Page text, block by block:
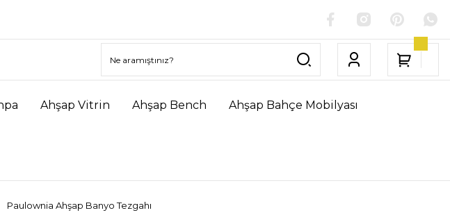
Ahşap Vitrin Ahşap Bench Ahşap Bahçe Mobilyası
Paulownia Ahşap Banyo Tezgahı